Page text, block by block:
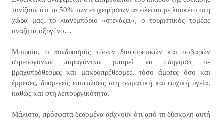
τονίζουν ότι το 50% των επιχειρήσεων απειλείται με λουκέτο στη
χώρα μας, το λιανεμπόριο «στενάζει», ο τουριστικός τομέας
αναζητά οξυγόνο…
Μοιραία, ο συνδυασμός τόσων διαφορετικών και σοβαρών
στρεσογόνων παραγόντων μπορεί να οδηγήσει σε
βραχυπρόθεσμες και μακροπρόθεσμες, τόσο άμεσες όσο και
έμμεσες, δυσμενείς επιπτώσεις στη σωματική και ψυχική υγεία,
καθώς και στη λειτουργικότητα.
Μάλιστα, πρόσφατα δεδομένα δείχνουν ότι από τη δύσκολη αυτή